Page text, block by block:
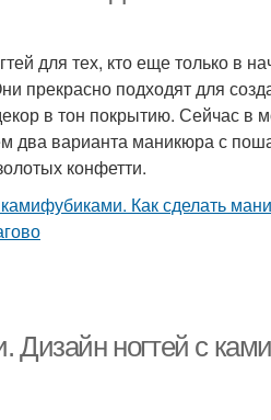
для тех, кто еще только в
прекрасно подходят для
в тон покрытию. Сейчас в
два варианта маникюра с
конфетти.
Дизайн ногтей с